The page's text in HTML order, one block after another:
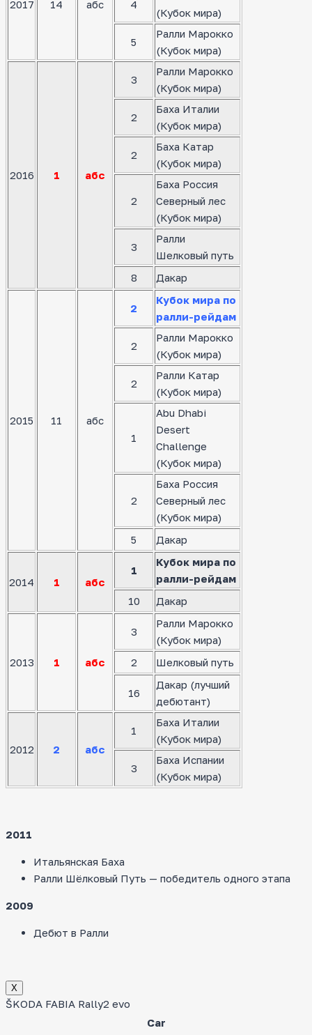
2017 14 абс 4
(Кубок мира)
5
Ралли Марокко
(Кубок мира)
2016 1 абс
3
Ралли Марокко
(Кубок мира)
2
Баха Италии
(Кубок мира)
2
Баха Катар
(Кубок мира)
2
Баха Россия
Северный лес
(Кубок мира)
3
Ралли
Шелковый путь
8
Дакар
2015 11 абс
2
Кубок мира по
ралли-рейдам
2
Ралли Марокко
(Кубок мира)
2
Ралли Катар
(Кубок мира)
1
Abu Dhabi
Desert
Challenge
(Кубок мира)
2
Баха Россия
Северный лес
(Кубок мира)
5
Дакар
2014 1 абс
1
Кубок мира по
ралли-рейдам
10
Дакар
2013 1 абс
3
Ралли Марокко
(Кубок мира)
2
Шелковый путь
16
Дакар (лучший
дебютант)
2012 2 абс
1
Баха Италии
(Кубок мира)
3
Баха Испании
(Кубок мира)
2011
Итальянская Баха
Ралли Шёлковый Путь — победитель одного этапа
2009
Дебют в Ралли
Х
ŠKODA FABIA Rally2 evo
Car